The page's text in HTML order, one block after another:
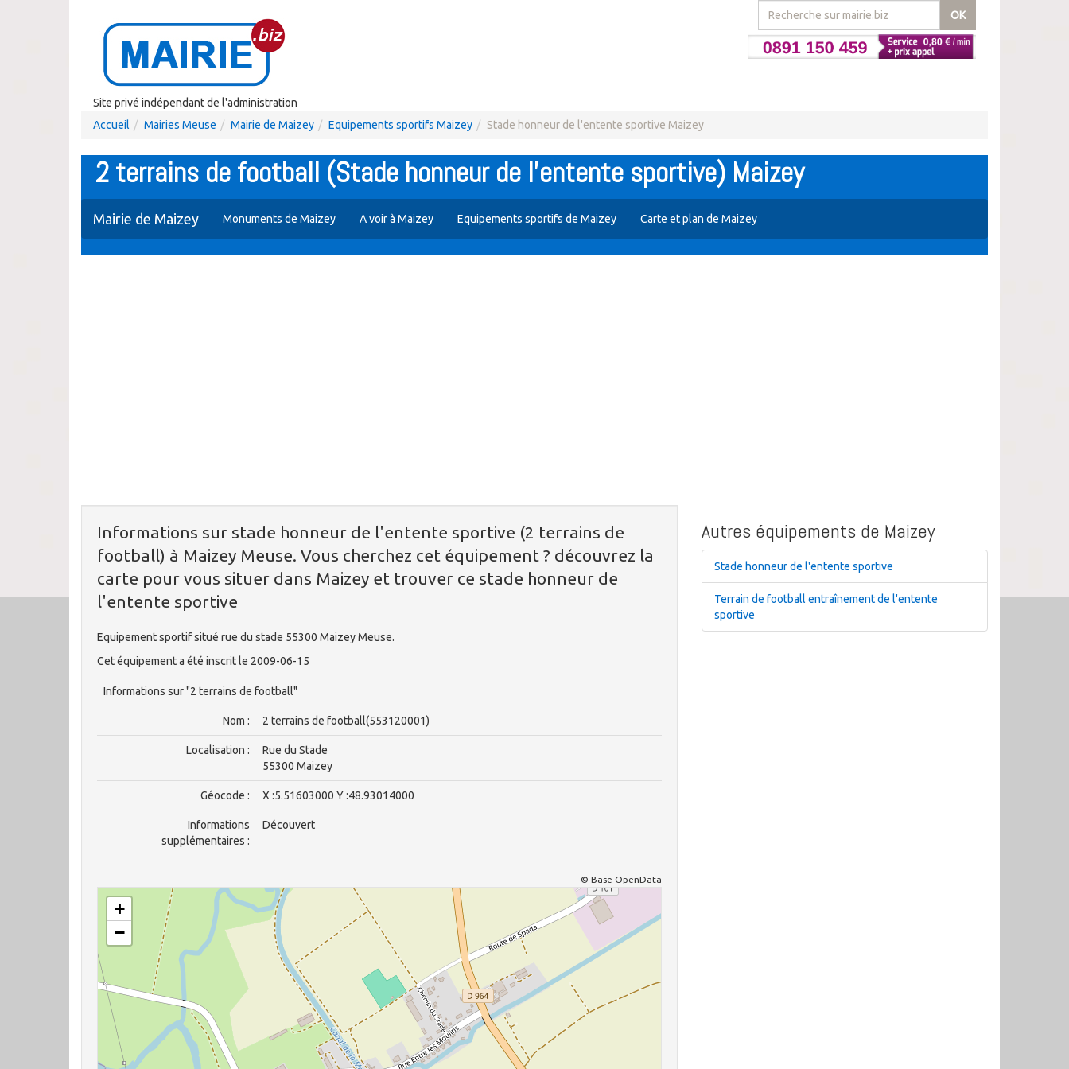
OK
Site privé indépendant de l'administration
Accueil
Mairies Meuse Mairie de Maizey Equipements sportifs Maizey Stade honneur de l'entente sportive Maizey
2 terrains de football (Stade honneur de l'entente sportive) Maizey
Mairie de Maizey Monuments de Maizey A voir à Maizey Equipements sportifs de Maizey Carte et plan de Maizey
Informations sur stade honneur de l'entente sportive (2 terrains de
football) à Maizey Meuse. Vous cherchez cet équipement ? découvrez la
carte pour vous situer dans Maizey et trouver ce stade honneur de
l'entente sportive
Equipement sportif situé rue du stade 55300 Maizey Meuse.
Cet équipement a été inscrit le 2009-06-15
Informations sur "2 terrains de football"
Nom : 2 terrains de football(553120001)
Localisation :
Rue du Stade
55300 Maizey
Géocode : X :5.51603000 Y :48.93014000
Informations
supplémentaires :
Découvert
© Base OpenData
+
−
Autres équipements de Maizey
Stade honneur de l'entente sportive
Terrain de football entraînement de l'entente
sportive